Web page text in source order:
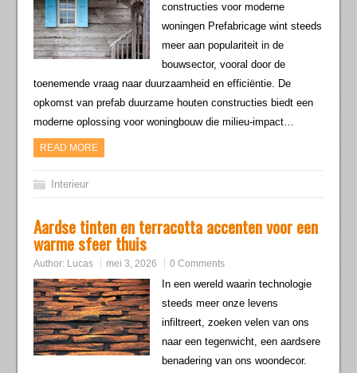
constructies voor moderne
woningen Prefabricage wint steeds
meer aan populariteit in de
bouwsector, vooral door de
toenemende vraag naar duurzaamheid en efficiëntie. De
opkomst van prefab duurzame houten constructies biedt een
moderne oplossing voor woningbouw die milieu-impact…
READ MORE
Interieur
Aardse tinten en terracotta accenten voor een
warme sfeer thuis
Author: Lucas mei 3, 2026 0 Comments
In een wereld waarin technologie
steeds meer onze levens
infiltreert, zoeken velen van ons
naar een tegenwicht, een aardsere
benadering van ons woondecor.